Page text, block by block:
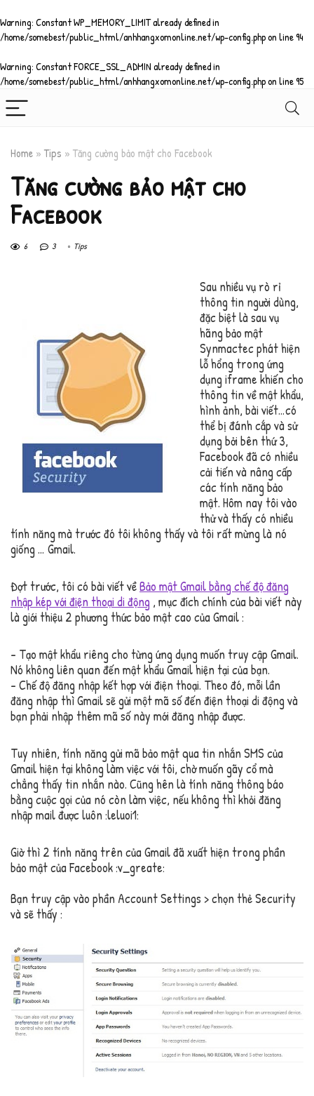
Warning: Constant WP_MEMORY_LIMIT already defined in
/home/somebest/public_html/anhhangxomonline.net/wp-config.phpon line94
Warning: Constant FORCE_SSL_ADMIN already defined in
/home/somebest/public_html/anhhangxomonline.net/wp-config.phpon line95
Home » Tips » Tăng cường bảo mật cho Facebook
Tăng cường bảo mật cho
Facebook
6 3 Tips
Sau nhiều vụ rò rỉ
thông tin người dùng,
đặc biệt là sau vụ
hãng bảo mật
Synmactec phát hiện
lỗ hổng trong ứng
dụng iframe khiến cho
thông tin về mật khẩu,
hình ảnh, bài viết…có
thể bị đánh cắp và sử
dụng bởi bên thứ 3,
Facebook đã có nhiều
cải tiến và nâng cấp
các tính năng bảo
mật. Hôm nay tôi vào
thử và thấy có nhiều
tính năng mà trước đó tôi không thấy và tôi rất mừng là nó
giống … Gmail.
Đợt trước, tôi có bài viết vềBảo mật Gmail bằng chế độ đăng
nhập kép với điện thoại di động , mục đích chính của bài viết này
là giới thiệu 2 phương thức bảo mật cao của Gmail :
– Tạo mật khẩu riêng cho từng ứng dụng muốn truy cập Gmail.
Nó không liên quan đến mật khẩu Gmail hiện tại của bạn.
– Chế độ đăng nhập kết hợp với điện thoại. Theo đó, mỗi lần
đăng nhập thì Gmail sẽ gửi một mã số đến điện thoại di động và
bạn phải nhập thêm mã số này mới đăng nhập được.
Tuy nhiên, tính năng gửi mã bảo mật qua tin nhắn SMS của
Gmail hiện tại không làm việc với tôi, chờ muốn gãy cổ mà
chẳng thấy tin nhắn nào. Cũng hên là tính năng thông báo
bằng cuộc gọi của nó còn làm việc, nếu không thì khỏi đăng
nhập mail được luôn :leluoi1:
Giờ thì 2 tính năng trên của Gmail đã xuất hiện trong phần
bảo mật của Facebook :v_greate:
Bạn truy cập vào phần Account Settings > chọn thẻ Security
và sẽ thấy :